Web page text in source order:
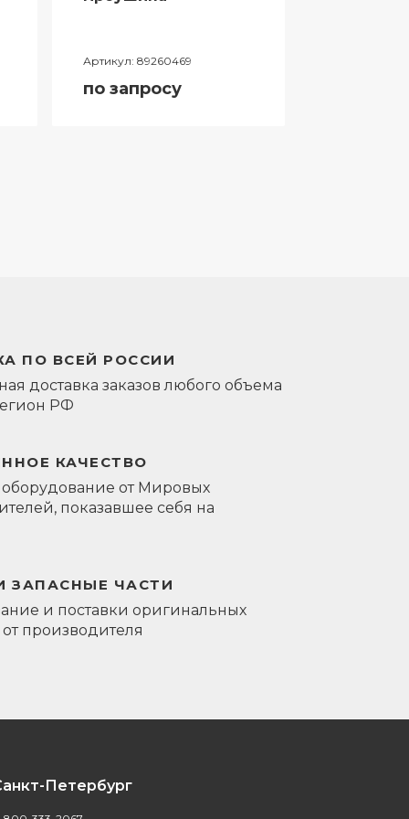
Артикул: 89260469
по запросу
ПО ВСЕЙ РОССИИ
доставка заказов любого объема
РФ
КАЧЕСТВО
оборудование от Мировых
показавшее себя на
ЗАПАСНЫЕ ЧАСТИ
и поставки оригинальных
от производителя
Петербург